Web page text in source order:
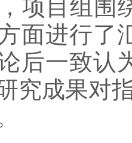
目组围绕
面进行了
后一致认
究成果对